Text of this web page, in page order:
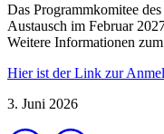
Das Programmkomitee
Austausch im Februar
Weitere Informationen
Hier ist der Link zur
3. Juni 2026